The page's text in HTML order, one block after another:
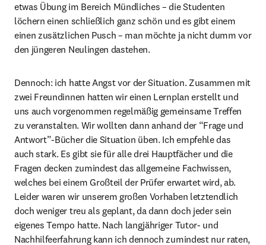
etwas Übung im Bereich Mündliches – die Studenten
löchern einen schließlich ganz schön und es gibt einem
einen zusätzlichen Pusch – man möchte ja nicht dumm vor
den jüngeren Neulingen dastehen.
Dennoch: ich hatte Angst vor der Situation. Zusammen mit
zwei Freundinnen hatten wir einen Lernplan erstellt und
uns auch vorgenommen regelmäßig gemeinsame Treffen
zu veranstalten. Wir wollten dann anhand der “Frage und
Antwort”-Bücher die Situation üben. Ich empfehle das
auch stark. Es gibt sie für alle drei Hauptfächer und die
Fragen decken zumindest das allgemeine Fachwissen,
welches bei einem Großteil der Prüfer erwartet wird, ab.
Leider waren wir unserem großen Vorhaben letztendlich
doch weniger treu als geplant, da dann doch jeder sein
eigenes Tempo hatte. Nach langjähriger Tutor- und
Nachhilfeerfahrung kann ich dennoch zumindest nur raten,